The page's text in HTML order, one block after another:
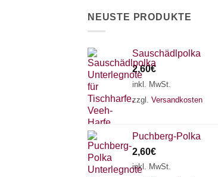
NEUSTE PRODUKTE
Sauschädlpolka
2,60€
inkl. MwSt.
zzgl. Versandkosten
Puchberg-Polka
2,60€
inkl. MwSt.